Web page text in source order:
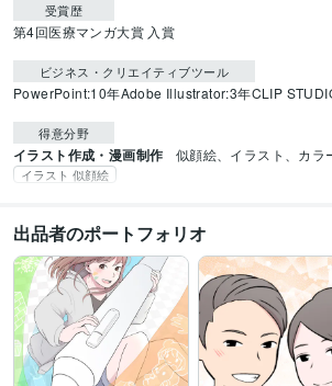
受賞歴
第4回医療マンガ大賞 入賞
ビジネス・クリエイティブツール
PowerPoint:10年Adobe Illustrator:3年CLIP
得意分野
イラスト作成・漫画制作 似顔絵、イラスト、カラ
イラスト 似顔絵
出品者のポートフォリオ